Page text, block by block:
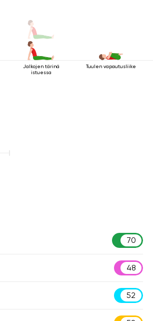
Jalkojen tärinä
istuessa
Tuulen vapautusliike
70
48
52